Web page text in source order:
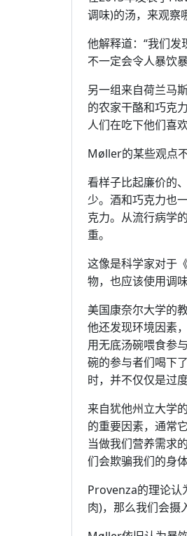
调味)的汤，来观察
他解释道：“我们
不一定会令人暴饮
另一组来自荷兰马
的农家干酪和巧克
人们在吃下他们喜
Møller的某些观点
看样子比起廉价的
少。酒和巧克力也
克力。从流行病学
重。
这像是科学家对于
物，也应该使用调
美国康奈尔大学的
他还发现环境因素
用无底汤碗喂食参
碗的参与者们喝下
时，并不仅仅是过
来自犹他州立大学
的重要因素，通常
当做我们营养需求
们会欺骗我们的身
Provenza的理论认
肉)，那么我们会摄